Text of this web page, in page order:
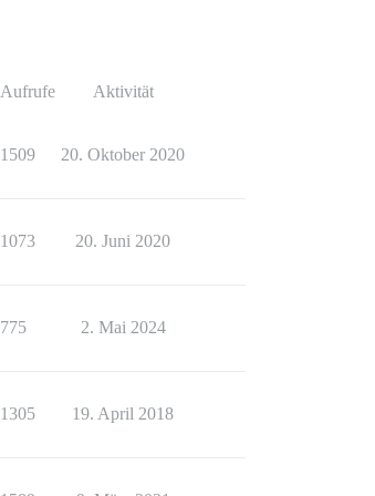
Aufrufe Aktivität
1509 20. Oktober 2020
1073 20. Juni 2020
775 2. Mai 2024
1305 19. April 2018